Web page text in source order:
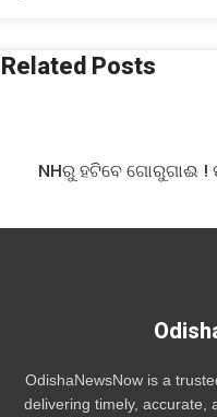
Related Posts
NHରୁ ହଟିବେ ଗୋରୁଗାଈ !
OdishaNewsNow is a
delivering timely, accurate,